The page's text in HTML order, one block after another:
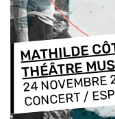
MATHILDE
THÉÂTRE
24 NOVEMBRE
CONCERT /